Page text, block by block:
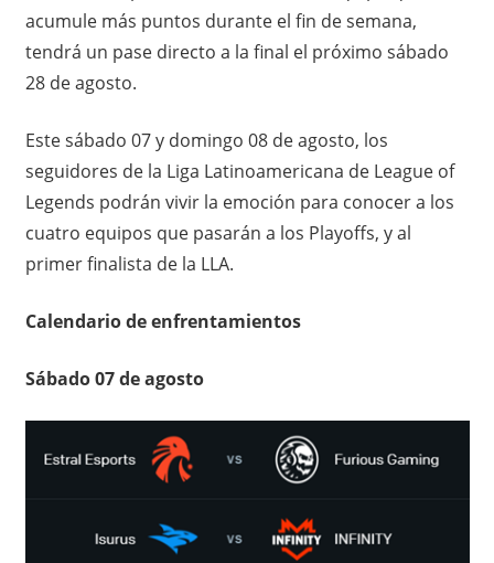
acumule más puntos durante el fin de semana,
tendrá un pase directo a la final el próximo sábado
28 de agosto.
Este sábado 07 y domingo 08 de agosto, los
seguidores de la Liga Latinoamericana de League of
Legends podrán vivir la emoción para conocer a los
cuatro equipos que pasarán a los Playoffs, y al
primer finalista de la LLA.
Calendario de enfrentamientos
Sábado 07 de agosto